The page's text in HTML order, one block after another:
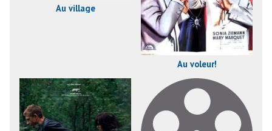
Au village
Au voleur!